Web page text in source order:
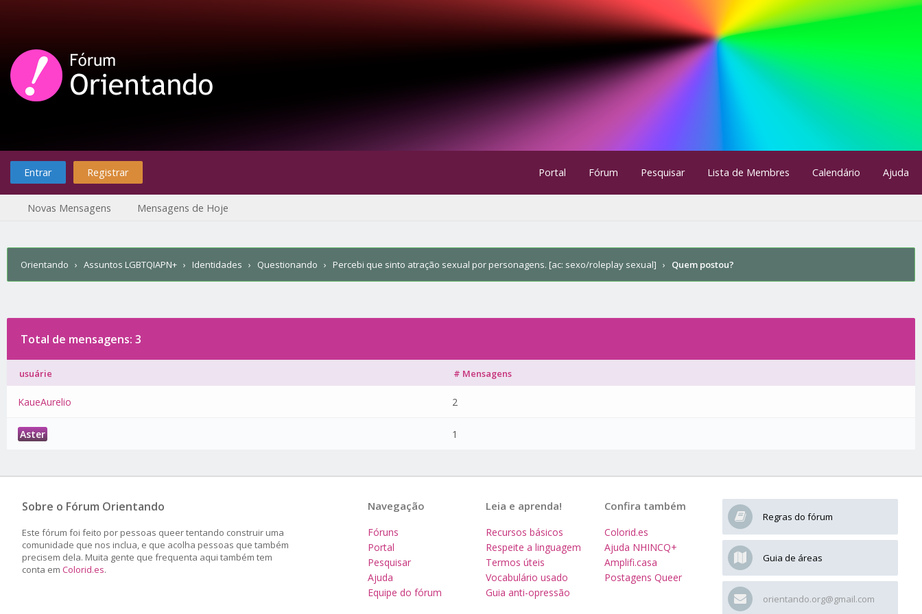
Entrar Registrar Portal Fórum Pesquisar Lista de Membres Calendário Ajuda
Novas Mensagens Mensagens de Hoje
Orientando › Assuntos LGBTQIAPN+ › Identidades › Questionando › Percebi que sinto atração sexual por personagens. [ac: sexo/roleplay sexual] › Quem postou?
Total de mensagens: 3
usuárie # Mensagens
KaueAurelio 2
Aster 1
Sobre o Fórum Orientando
Este fórum foi feito por pessoas queer tentando construir uma
comunidade que nos inclua, e que acolha pessoas que também
precisem dela. Muita gente que frequenta aqui também tem
conta em Colorid.es.
Regras do fórum
Guia de áreas
orientando.org@gmail.com
Confira também
Colorid.es
Ajuda NHINCQ+
Amplifi.casa
Postagens Queer
Leia e aprenda!
Recursos básicos
Respeite a linguagem
Termos úteis
Vocabulário usado
Guia anti-opressão
Navegação
Fóruns
Portal
Pesquisar
Ajuda
Equipe do fórum